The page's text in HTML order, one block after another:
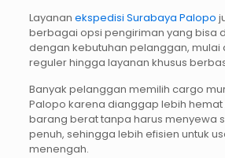
Layanan ekspedisi Surabaya Palopo
berbagai opsi pengiriman yang bisa
dengan kebutuhan pelanggan, mulai
reguler hingga layanan khusus
Banyak pelanggan memilih cargo
Palopo karena dianggap lebih
barang berat tanpa harus menyewa
penuh, sehingga lebih efisien untuk
menengah.